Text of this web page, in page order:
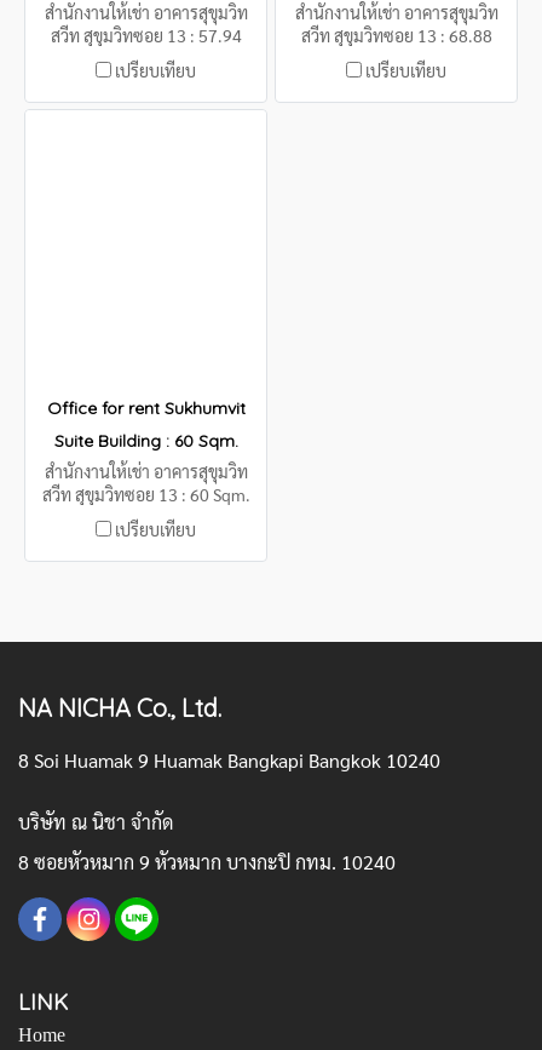
สำนักงานให้เช่า อาคารสุขุมวิท
สวีท สุขุมวิทซอย 13 : 57.94
Sqm.
เปรียบเทียบ
สำนักงานให้เช่า อาคารสุขุมวิท
สวีท สุขุมวิทซอย 13 : 68.88
Sqm.
เปรียบเทียบ
Office for rent Sukhumvit
Suite Building : 60 Sqm.
สำนักงานให้เช่า อาคารสุขุมวิท
สวีท สุขุมวิทซอย 13 : 60 Sqm.
เปรียบเทียบ
NA NICHA Co., Ltd.
8 Soi Huamak 9 Huamak Bangkapi Bangkok 10240
บริษัท ณ นิชา จำกัด
8 ซอยหัวหมาก 9 หัวหมาก บางกะปิ กทม. 10240
LINK
Home